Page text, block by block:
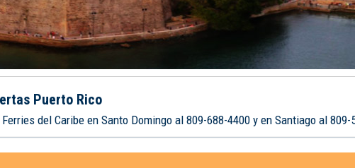
Puerto Rico
del Caribe en Santo Domingo al 809-688-4400 y en Santiago al 809-